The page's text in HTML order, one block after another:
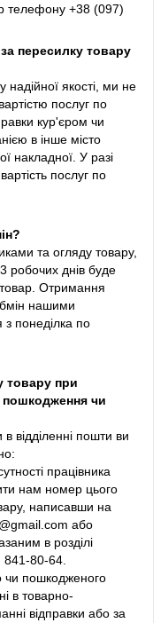
телефону +38 (097)
пересилку товару
надійної якості, ми не
послуг по
кур'єром чи
в інше місто
накладної. У разі
послуг по
та огляду товару,
робочих днів буде
Отримання
нашими
понеділка по
товару при
чи
відділенні пошти ви
працівника
нам номер цього
написавши на
або
в розділі
841-80-64.
чи пошкодженого
в товарно-
відправки або за